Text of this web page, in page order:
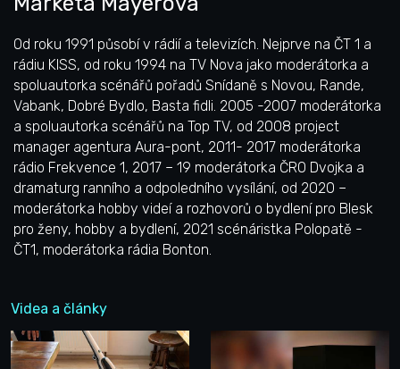
Od roku 1991 působí v rádií a televizích. Nejprve na ČT 1 a
rádiu KISS, od roku 1994 na TV Nova jako moderátorka a
spoluautorka scénářů pořadů Snídaně s Novou, Rande,
Vabank, Dobré Bydlo, Basta fidli. 2005 -2007 moderátorka
a spoluautorka scénářů na Top TV, od 2008 project
manager agentura Aura-pont, 2011- 2017 moderátorka
rádio Frekvence 1, 2017 – 19 moderátorka ČRO Dvojka a
dramaturg ranního a odpoledního vysílání, od 2020 –
moderátorka hobby videí a rozhovorů o bydlení pro Blesk
pro ženy, hobby a bydlení, 2021 scénáristka Polopatě -
ČT1, moderátorka rádia Bonton.
Videa a články